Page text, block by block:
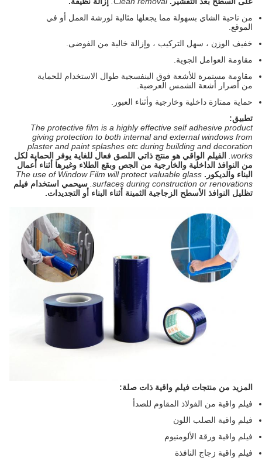
من ناحية الشاي بسهولة مما يجعلها مثالية لورشة العمل أو في
الموقع.
خفيف الوزن ، سهل التركيب ، وإزالة خالية من الفوضى.
مقاومة العوامل الجوية.
مقاومة مستمرة للأشعة فوق البنفسجية طوال الاستخدام للحماية
من أضرار أشعة الشمس العرضية.
حماية ممتازة داخلية وخارجية وأثناء العبور.
تطبيق:
The protective film is a highly effective self adhesive product
giving protection to both internal and external windows from
plaster and paint splashes etc during building and decoration
works.
الفيلم الواقي هو منتج ذاتي اللصق فعال للغاية يوفر الحماية لكل
من النوافذ الداخلية والخارجية من الجص وبقع الطلاء وغيرها أثناء أعمال
البناء والديكور. The use of Window Film will protect valuable glass
surfaces during construction or renovations.
سيحمي استخدام فيلم
تظليل النوافذ الأسطح الزجاجية الثمينة أثناء البناء أو التجديدات.
المزيد من منتجات فيلم واقية ذات صلة:
فيلم واقية من الفولاذ المقاوم للصدأ
فيلم واقية الصلب اللون
فيلم واقية ورقة الألومنيوم
فيلم واقية زجاج النافذة